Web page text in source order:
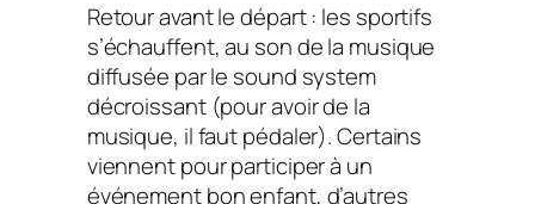
Retour avant le départ : les sportifs
s’échauffent, au son de la musique
diffusée par le sound system
décroissant (pour avoir de la
musique, il faut pédaler). Certains
viennent pour participer à un
événement bon enfant, d’autres